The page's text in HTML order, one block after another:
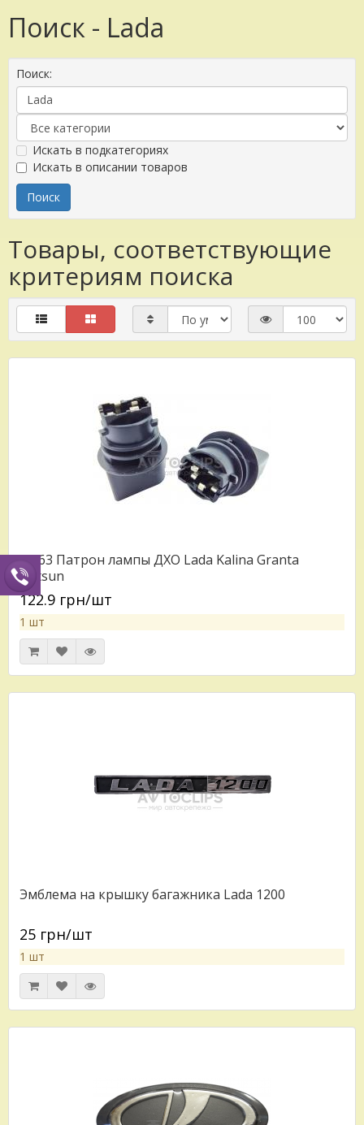
Поиск - Lada
Поиск:
Искать в подкатегориях
Искать в описании товаров
Товары, соответствующие
критериям поиска
PN63 Патрон лампы ДХО Lada Kalina Granta
Datsun
122.9 грн/шт
1 шт
Эмблема на крышку багажника Lada 1200
25 грн/шт
1 шт